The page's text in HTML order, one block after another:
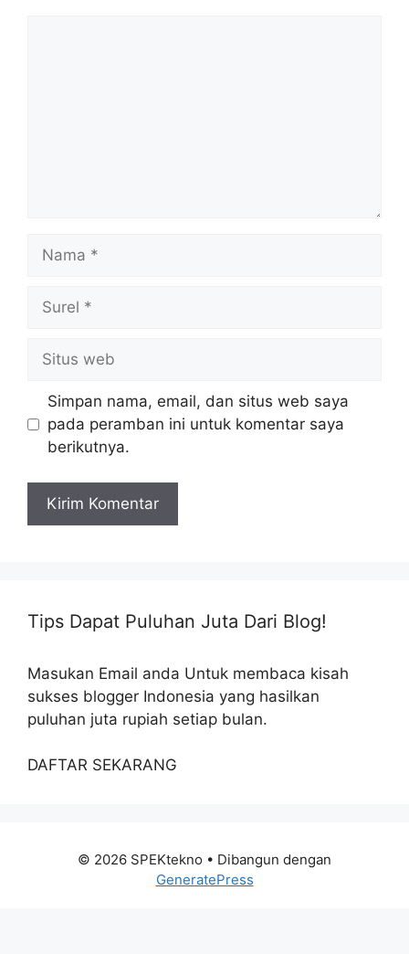
Nama
Surel
Situs
web
Simpan nama, email, dan situs web saya
pada peramban ini untuk komentar saya
berikutnya.
Tips Dapat Puluhan Juta Dari Blog!
Masukan Email anda Untuk membaca kisah
sukses blogger Indonesia yang hasilkan
puluhan juta rupiah setiap bulan.
DAFTAR SEKARANG
© 2026 SPEKtekno • Dibangun dengan
GeneratePress